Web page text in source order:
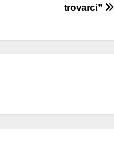
trovarci”